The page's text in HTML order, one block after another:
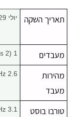
אביזרים לApple
חלקים למק | Apple
תאריך השקה יולי 29, 2014
מעבדים 1 (2 Cores)
מהירות
מעבד
2.6 GHz
טורבו בוסט 3.1 GHz